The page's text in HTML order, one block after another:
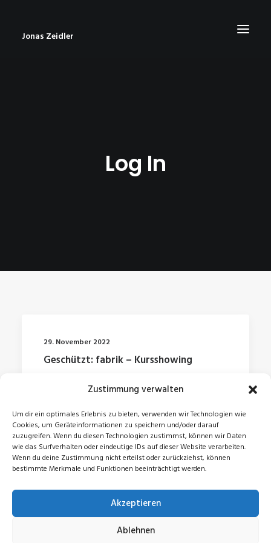
Zustimmung verwalten
Um dir ein optimales Erlebnis zu bieten, verwenden wir Technologien wie
Cookies, um Geräteinformationen zu speichern und/oder darauf
zuzugreifen. Wenn du diesen Technologien zustimmst, können wir Daten
wie das Surfverhalten oder eindeutige IDs auf dieser Website verarbeiten.
Wenn du deine Zustimmung nicht erteilst oder zurückziehst, können
bestimmte Merkmale und Funktionen beeinträchtigt werden.
Akzeptieren
Ablehnen
Jonas Zeidler
Log In
29. November 2022
Geschützt: fabrik – Kursshowing
© 2026 Jonas Zeidler. All rights reserved